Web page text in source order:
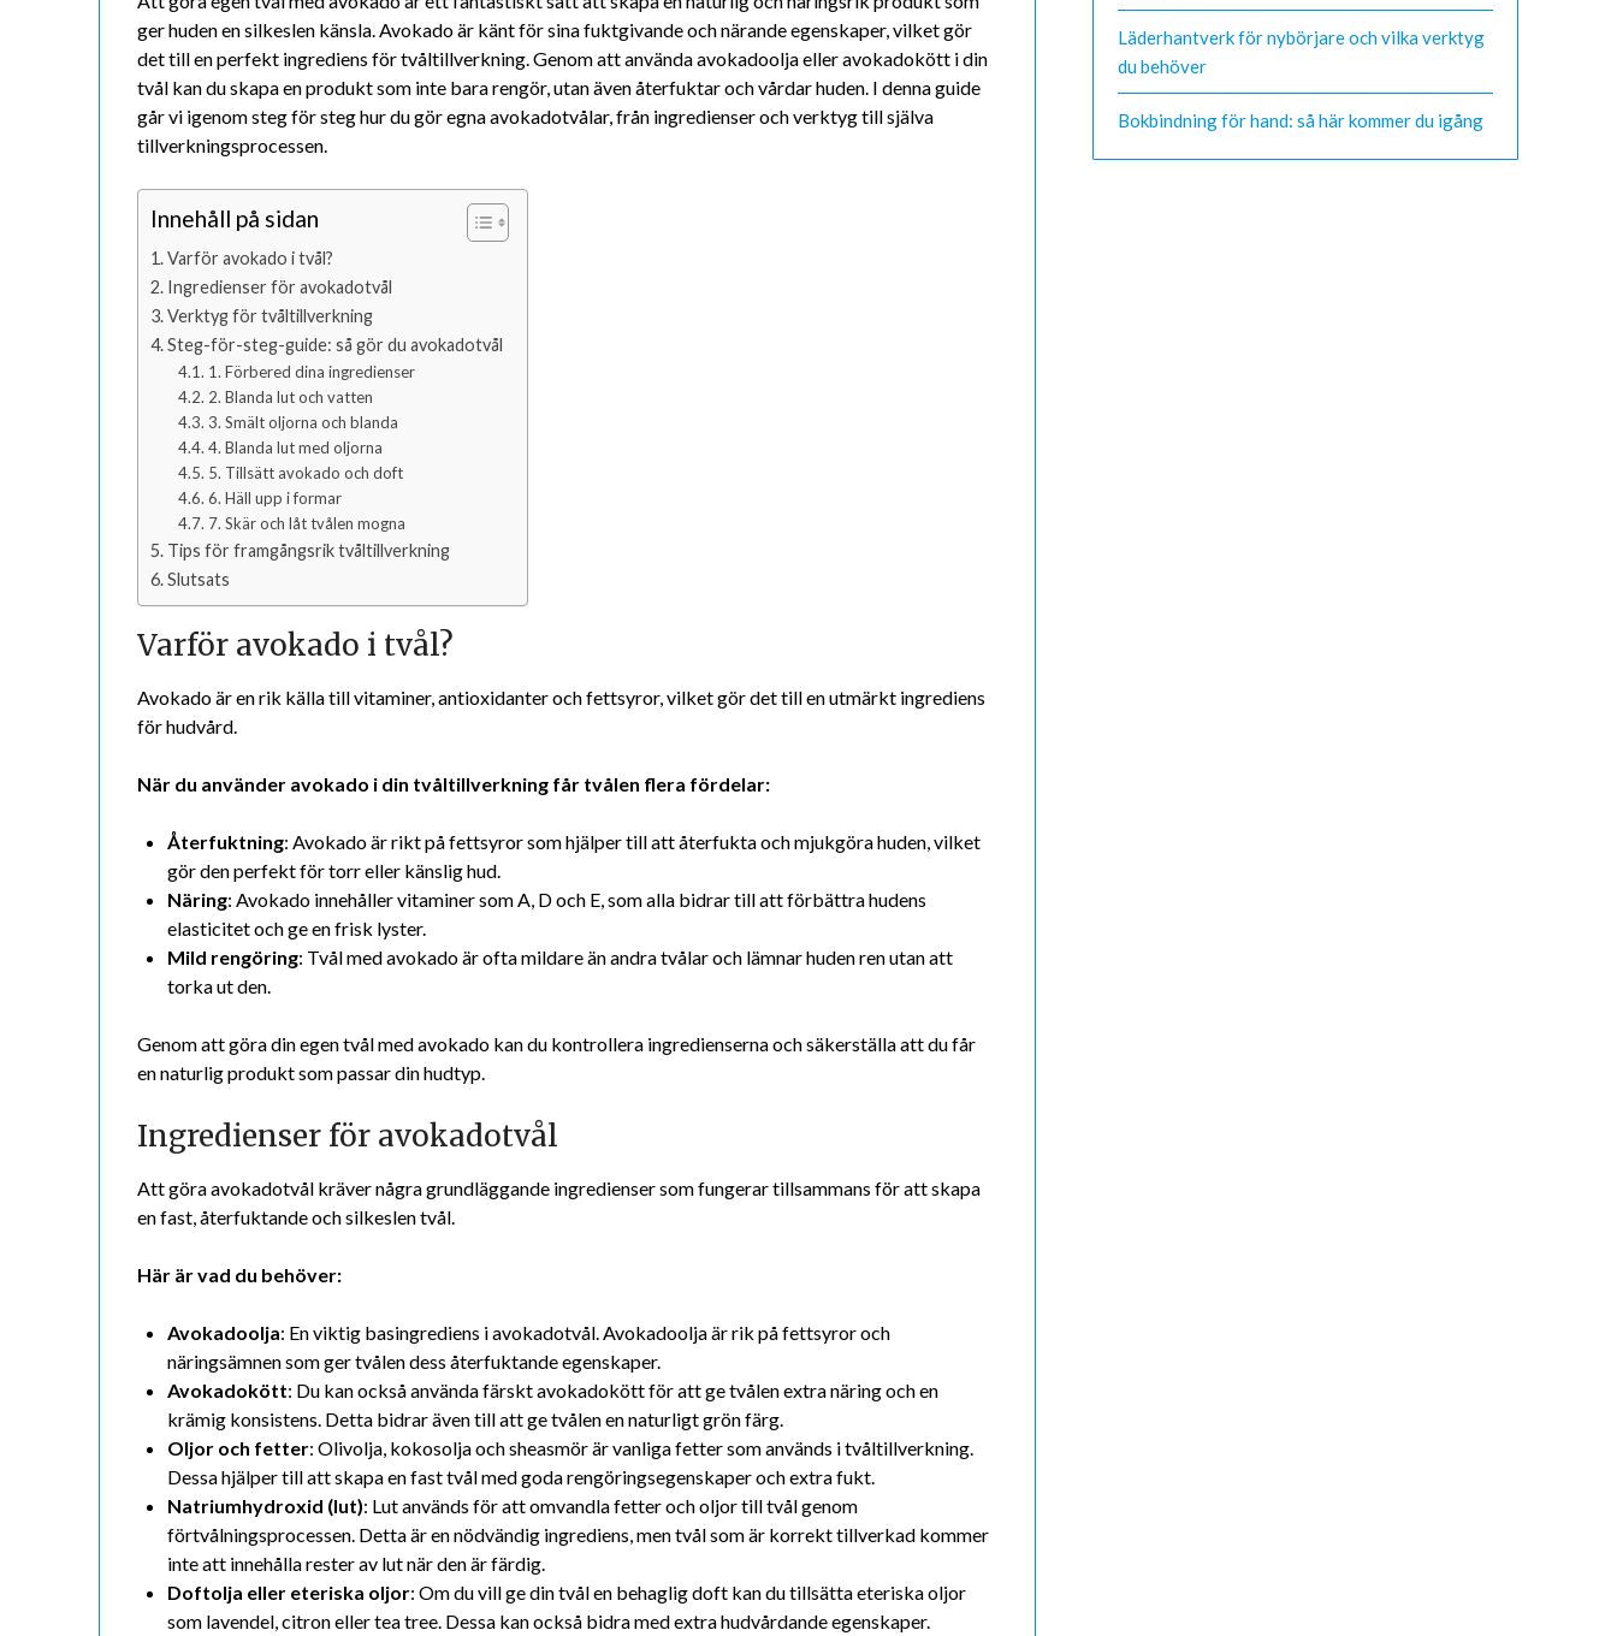
ger huden en silkeslen känsla. Avokado är känt för sina fuktgivande och närande egenskaper, vilket gör
det till en perfekt ingrediens för tvåltillverkning. Genom att använda avokadoolja eller avokadokött i din
tvål kan du skapa en produkt som inte bara rengör, utan även återfuktar och vårdar huden. I denna guide
går vi igenom steg för steg hur du gör egna avokadotvålar, från ingredienser och verktyg till själva
tillverkningsprocessen.
Innehåll på sidan
Varför avokado i tvål?
Ingredienser för avokadotvål
Verktyg för tvåltillverkning
Steg-för-steg-guide: så gör du avokadotvål
1. Förbered dina ingredienser
2. Blanda lut och vatten
3. Smält oljorna och blanda
4. Blanda lut med oljorna
5. Tillsätt avokado och doft
6. Häll upp i formar
7. Skär och låt tvålen mogna
Tips för framgångsrik tvåltillverkning
Slutsats
Varför avokado i tvål?
Avokado är en rik källa till vitaminer, antioxidanter och fettsyror, vilket gör det till en utmärkt ingrediens
för hudvård.
När du använder avokado i din tvåltillverkning får tvålen flera fördelar:
Återfuktning: Avokado är rikt på fettsyror som hjälper till att återfukta och mjukgöra huden, vilket
gör den perfekt för torr eller känslig hud.
Näring: Avokado innehåller vitaminer som A, D och E, som alla bidrar till att förbättra hudens
elasticitet och ge en frisk lyster.
Mild rengöring: Tvål med avokado är ofta mildare än andra tvålar och lämnar huden ren utan att
torka ut den.
Genom att göra din egen tvål med avokado kan du kontrollera ingredienserna och säkerställa att du får
en naturlig produkt som passar din hudtyp.
Ingredienser för avokadotvål
Att göra avokadotvål kräver några grundläggande ingredienser som fungerar tillsammans för att skapa
en fast, återfuktande och silkeslen tvål.
Här är vad du behöver:
Avokadoolja: En viktig basingrediens i avokadotvål. Avokadoolja är rik på fettsyror och
näringsämnen som ger tvålen dess återfuktande egenskaper.
Avokadokött: Du kan också använda färskt avokadokött för att ge tvålen extra näring och en
krämig konsistens. Detta bidrar även till att ge tvålen en naturligt grön färg.
Oljor och fetter: Olivolja, kokosolja och sheasmör är vanliga fetter som används i tvåltillverkning.
Dessa hjälper till att skapa en fast tvål med goda rengöringsegenskaper och extra fukt.
Natriumhydroxid (lut): Lut används för att omvandla fetter och oljor till tvål genom
förtvålningsprocessen. Detta är en nödvändig ingrediens, men tvål som är korrekt tillverkad kommer
inte att innehålla rester av lut när den är färdig.
Doftolja eller eteriska oljor: Om du vill ge din tvål en behaglig doft kan du tillsätta eteriska oljor
som lavendel, citron eller tea tree. Dessa kan också bidra med extra hudvårdande egenskaper.
Läderhantverk för nybörjare och vilka verktyg
du behöver
Bokbindning för hand: så här kommer du igång